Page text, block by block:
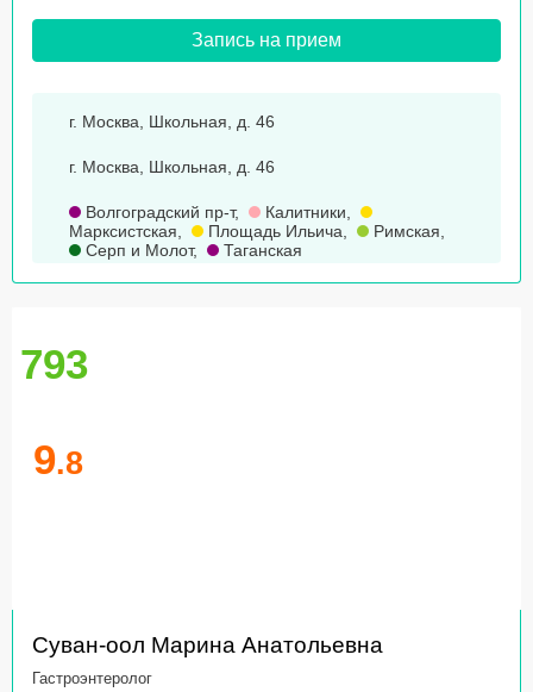
Запись на прием
г. Москва, Школьная, д. 46
г. Москва, Школьная, д. 46
Волгоградский пр-т, Калитники,
Марксистская, Площадь Ильича, Римская,
Серп и Молот, Таганская
793
9.8
Суван-оол Марина Анатольевна
Гастроэнтеролог